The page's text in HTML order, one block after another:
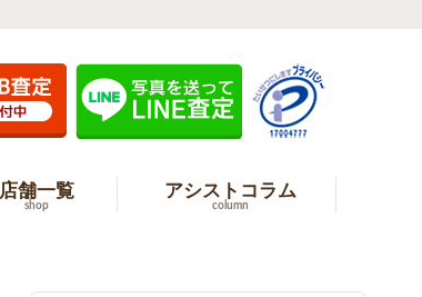
店舗一覧
shop
アシストコラム
column